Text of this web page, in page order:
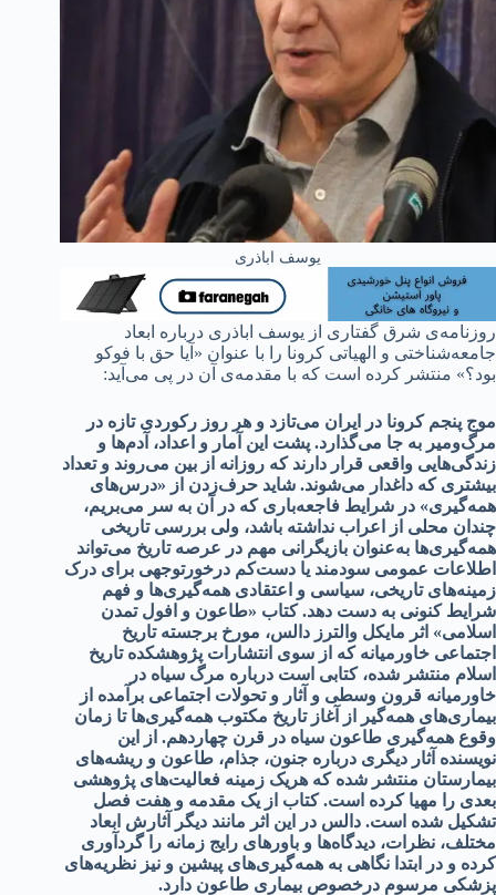
یوسف اباذری
روزنامه‌ی شرق گفتاری از یوسف اباذری درباره ابعاد
جامعه‌شناختی و الهیاتی کرونا را با عنوان «آیا حق با فوکو
بود؟» منتشر کرده است که با مقدمه‌ی آن در پی می‌آید:
موج پنجم کرونا در ایران می‌تازد و هر روز رکوردی تازه در
مرگ‌و‌میر به جا می‌گذارد. پشت این آمار و اعداد، آدم‌ها و
زندگی‌هایی واقعی قرار دارند که روزانه از بین می‌روند و تعداد
بیشتری که داغدار می‌شوند. شاید حرف‌زدن از «درس‌های
همه‌گیری» در شرایط فاجعه‌باری که در آن به سر می‌بریم،
چندان محلی از اعراب نداشته باشد، ولی بررسی تاریخی
همه‌گیری‌ها به‌عنوان بازیگرانی مهم در عرصه تاریخ می‌تواند
اطلاعات عمومی سودمند یا دست‌کم درخورتوجهی برای درک
زمینه‌های تاریخی، سیاسی و اعتقادی همه‌گیری‌ها و فهم
شرایط کنونی به دست دهد. کتاب «طاعون و افول تمدن
اسلامی» اثر مایکل والترز دالس، مورخ برجسته تاریخ
اجتماعی خاورمیانه که از سوی انتشارات پژوهشکده تاریخ
اسلام منتشر شده، کتابی است درباره مرگ سیاه در
خاورمیانه قرون وسطی و آثار و تحولات اجتماعی برآمده از
بیماری‌های همه‌گیر از آغاز تاریخ مکتوب همه‌گیری‌ها تا زمان
وقوع همه‌گیری طاعون سیاه در قرن چهاردهم. از این
نویسنده آثار دیگری درباره جنون، جذام، طاعون و ریشه‌های
بیمارستان منتشر شده که هریک زمینه فعالیت‌های پژوهشی
بعدی را مهیا کرده است. کتاب از یک مقدمه و هفت فصل
تشکیل شده است. دالس در این اثر مانند دیگر آثارش ابعاد
مختلف، نظرات، دیدگاه‌ها و باورهای رایج زمانه را گردآوری
کرده و در ابتدا نگاهی به همه‌گیری‌های پیشین و نیز نظریه‌های
پزشکی مرسوم در‌خصوص بیماری طاعون دارد.